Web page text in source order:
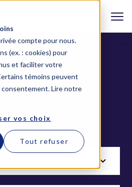
compte pour nous.
(ex. : cookies) pour
et faciliter votre
témoins peuvent
consentement.Lire notre
vos choix
Tout refuser
de contenu de